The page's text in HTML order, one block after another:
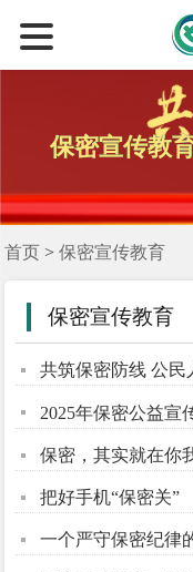
保密宣传教
首页 >保密宣传教育
保密宣传教育
共筑保密防线 公民
2025年保密公益宣
保密，其实就在你
把好手机“保密关”